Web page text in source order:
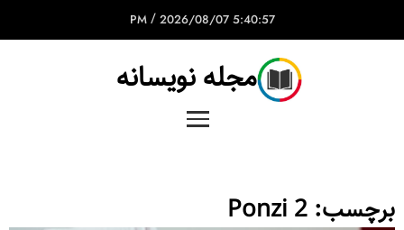
5:40:57 PM
/ 2026/08/07
مجله نویسانه
برچسب: Ponzi 2